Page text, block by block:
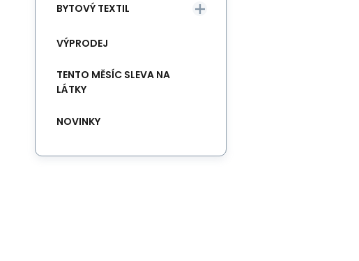
BYTOVÝ TEXTIL
VÝPRODEJ
TENTO MĚSÍC SLEVA NA
LÁTKY
NOVINKY